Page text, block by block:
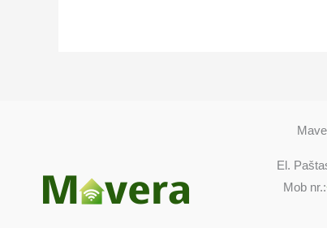
Bosch SGI43E45EU/31 Bosch
Bosch SGI43E55EU/36 Bosch
Bosch SGI45E05EU/21 Bosch
El.
Mob nr.: